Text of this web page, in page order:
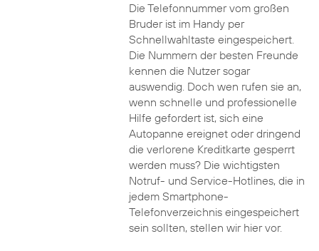
Die Telefonnummer vom großen
Bruder ist im Handy per
Schnellwahltaste eingespeichert.
Die Nummern der besten Freunde
kennen die Nutzer sogar
auswendig. Doch wen rufen sie an,
wenn schnelle und professionelle
Hilfe gefordert ist, sich eine
Autopanne ereignet oder dringend
die verlorene Kreditkarte gesperrt
werden muss? Die wichtigsten
Notruf- und Service-Hotlines, die in
jedem Smartphone-
Telefonverzeichnis eingespeichert
sein sollten, stellen wir hier vor.